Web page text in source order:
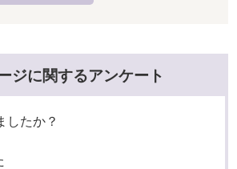
ジに関するアンケート
したか？